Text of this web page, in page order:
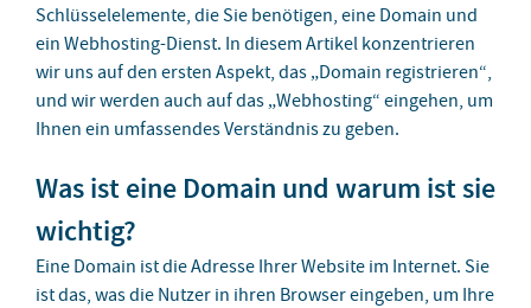
Schlüsselelemente, die Sie benötigen, eine Domain und
ein Webhosting-Dienst. In diesem Artikel konzentrieren
wir uns auf den ersten Aspekt, das „Domain registrieren“,
und wir werden auch auf das „Webhosting“ eingehen, um
Ihnen ein umfassendes Verständnis zu geben.
Was ist eine Domain und warum ist sie
wichtig?
Eine Domain ist die Adresse Ihrer Website im Internet. Sie
ist das, was die Nutzer in ihren Browser eingeben, um Ihre